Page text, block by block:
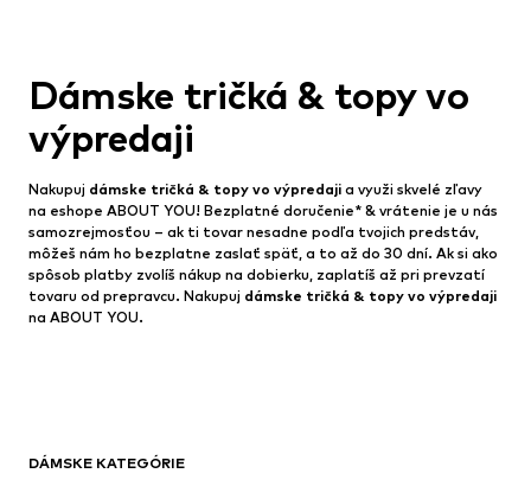
DÁMSKE KATEGÓRIE
Dámske tričká & topy vo
výpredaji
Nakupuj dámske tričká & topy vo výpredaji a využi skvelé zľavy
na eshope ABOUT YOU! Bezplatné doručenie* & vrátenie je u nás
samozrejmosťou – ak ti tovar nesadne podľa tvojich predstáv,
môžeš nám ho bezplatne zaslať späť, a to až do 30 dní. Ak si ako
spôsob platby zvolíš nákup na dobierku, zaplatíš až pri prevzatí
tovaru od prepravcu. Nakupuj dámske tričká & topy vo výpredaji
na ABOUT YOU.